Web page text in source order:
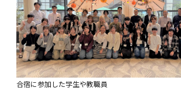
合宿に参加した学生や教職員